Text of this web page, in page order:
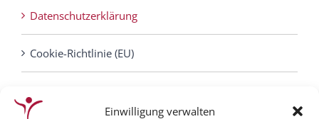
Einwilligung verwalten
Datenschutzerklärung
Cookie-Richtlinie (EU)